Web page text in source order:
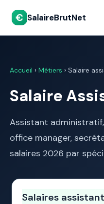
€ SalaireBrutNet
Accueil › Métiers › Salaire
Salaire
Assistant
office manager,
salaires 2026 par
Salaires